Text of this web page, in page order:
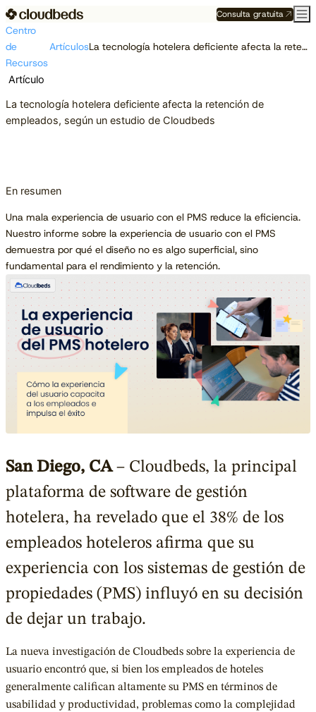
Consulta gratuita
Centro
de
Recursos
Artículos La tecnología hotelera deficiente afecta la retención de empleados, según un estudio de Cloudbeds
Artículo
La tecnología hotelera deficiente afecta la retención de
empleados, según un estudio de Cloudbeds
En resumen
Una mala experiencia de usuario con el PMS reduce la eficiencia.
Nuestro informe sobre la experiencia de usuario con el PMS
demuestra por qué el diseño no es algo superficial, sino
fundamental para el rendimiento y la retención.
San Diego, CA– Cloudbeds, la principal
plataforma de software de gestión
hotelera, ha revelado que el 38% de los
empleados hoteleros afirma que su
experiencia con los sistemas de gestión de
propiedades (PMS) influyó en su decisión
de dejar un trabajo.
La nueva investigación de Cloudbeds sobre la experiencia de
usuario encontró que, si bien los empleados de hoteles
generalmente califican altamente su PMS en términos de
usabilidad y productividad, problemas como la complejidad